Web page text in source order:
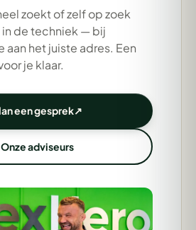
zoekt of zelf op zoek
in de techniek — bij
aan het juiste adres. Een
je klaar.
een gesprek↗
Onze adviseurs